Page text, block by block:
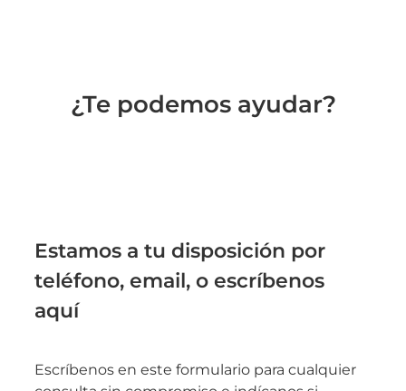
¿Te podemos ayudar?
Estamos a tu disposición por
teléfono, email, o escríbenos
aquí
Escríbenos en este formulario para cualquier